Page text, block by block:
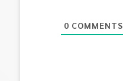
0 COMMENTS